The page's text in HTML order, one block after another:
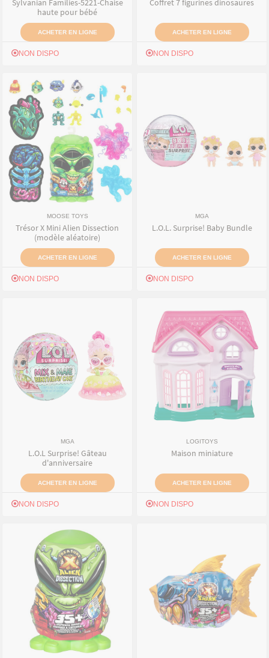
Sylvanian Families-5221-Chaise
haute pour bébé
ACHETER EN LIGNE
NON DISPO
Coffret 7 figurines dinosaures
ACHETER EN LIGNE
NON DISPO
MOOSE TOYS
Trésor X Mini Alien Dissection
(modèle aléatoire)
ACHETER EN LIGNE
NON DISPO
MGA
L.O.L. Surprise! Baby Bundle
ACHETER EN LIGNE
NON DISPO
MGA
L.O.L Surprise! Gâteau
d'anniversaire
ACHETER EN LIGNE
NON DISPO
LOGITOYS
Maison miniature
ACHETER EN LIGNE
NON DISPO